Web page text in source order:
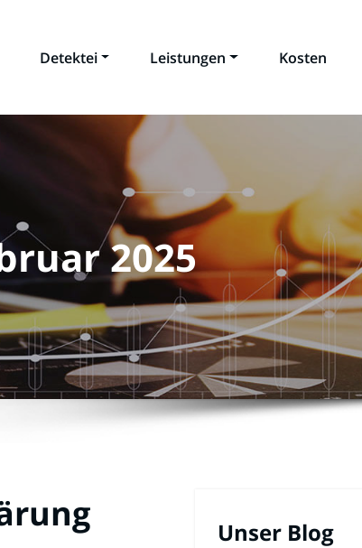
Detektei Leistungen Kosten
2025
Unser Blog